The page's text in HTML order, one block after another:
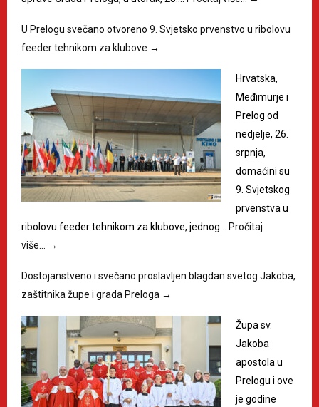
U Prelogu svečano otvoreno 9. Svjetsko prvenstvo u ribolovu
feeder tehnikom za klubove →
Hrvatska,
Međimurje i
Prelog od
nedjelje, 26.
srpnja,
domaćini su
9. Svjetskog
prvenstva u
ribolovu feeder tehnikom za klubove, jednog…
Pročitaj
više…
→
Dostojanstveno i svečano proslavljen blagdan svetog Jakoba,
zaštitnika župe i grada Preloga →
Župa sv.
Jakoba
apostola u
Prelogu i ove
je godine